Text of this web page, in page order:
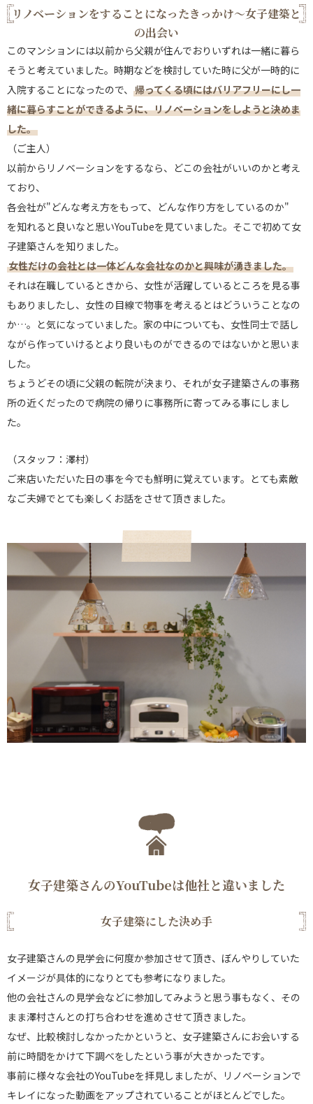
リノベーションをすることになったきっかけ～女子建築と
の出会い
このマンションには以前から父親が住んでおりいずれは一緒に暮ら
そうと考えていました。時期などを検討していた時に父が一時的に
入院することになったので、 帰ってくる頃にはバリアフリーにし一
緒に暮らすことができるように、リノベーションをしようと決めま
した。
（ご主人）
以前からリノベーションをするなら、どこの会社がいいのかと考え
ており、
各会社が"どんな考え方をもって、どんな作り方をしているのか"
を知れると良いなと思いYouTubeを見ていました。そこで初めて女
子建築さんを知りました。
女性だけの会社とは一体どんな会社なのかと興味が湧きました。
それは在職しているときから、女性が活躍しているところを見る事
もありましたし、女性の目線で物事を考えるとはどういうことなの
か…。と気になっていました。家の中についても、女性同士で話し
ながら作っていけるとより良いものができるのではないかと思いま
した。
ちょうどその頃に父親の転院が決まり、それが女子建築さんの事務
所の近くだったので病院の帰りに事務所に寄ってみる事にしまし
た。
（スタッフ：澤村）
ご来店いただいた日の事を今でも鮮明に覚えています。とても素敵
なご夫婦でとても楽しくお話をさせて頂きました。
女子建築さんのYouTubeは他社と違いました
女子建築にした決め手
女子建築さんの見学会に何度か参加させて頂き、ぼんやりしていた
イメージが具体的になりとても参考になりました。
他の会社さんの見学会などに参加してみようと思う事もなく、その
まま澤村さんとの打ち合わせを進めさせて頂きました。
なぜ、比較検討しなかったかというと、女子建築さんにお会いする
前に時間をかけて下調べをしたという事が大きかったです。
事前に様々な会社のYouTubeを拝見しましたが、リノベーションで
キレイになった動画をアップされていることがほとんどでした。